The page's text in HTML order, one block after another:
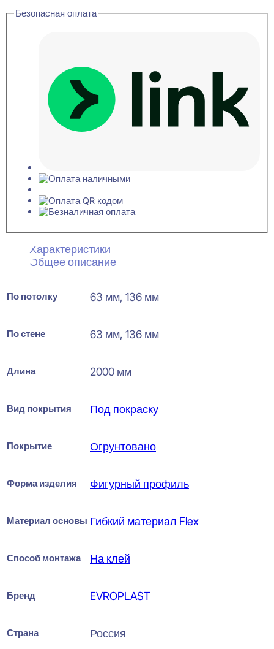
Безопасная оплата
Характеристики
Общее описание
По потолку 63 мм, 136 мм
По стене 63 мм, 136 мм
Длина 2000 мм
Вид покрытия Под покраску
Покрытие Огрунтовано
Форма изделия Фигурный профиль
Материал основы Гибкий материал Flex
Способ монтажа На клей
Бренд EVROPLAST
Страна Россия